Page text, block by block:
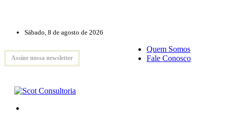
Sábado, 8 de agosto de 2026
Assine nossa newsletter
Quem Somos
Fale Conosco